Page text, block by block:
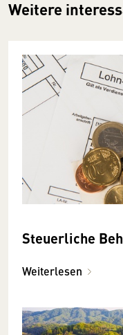
Weitere
Steuerliche
Weiterlesen